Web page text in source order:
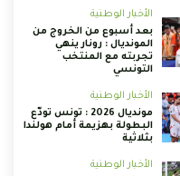
الأخبار الوطنية
بعد أسبوع من الخروج من
المونديال : رونار ينهي
تجربته مع المنتخب
التونسي
الأخبار الوطنية
مونديال 2026 : تونس تودّع
البطولة بهزيمة أمام هولندا
بثلاثية
الأخبار الوطنية